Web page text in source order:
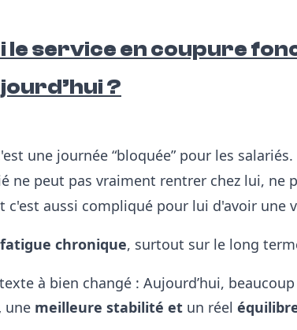
le service en coupure
?
une journée “bloquée” pour les salariés.
ne peut pas vraiment rentrer chez lui, ne
c'est aussi compliqué pour lui d'avoir une
chronique, surtout sur le long
à bien changé : Aujourd’hui,
une meilleure stabilité et un réel